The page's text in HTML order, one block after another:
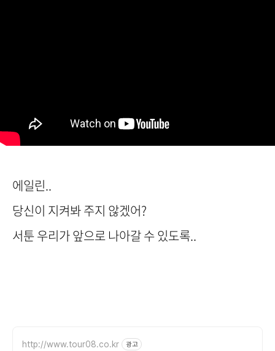
에일린..
당신이 지켜봐 주지 않겠어?
서툰 우리가 앞으로 나아갈 수 있도록..
http://www.tour08.co.kr 광고